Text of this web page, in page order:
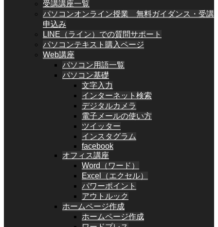
受講講座一覧
パソコンオンライン授業 無料ガイダンス・受講
申込み
LINE（ライン）での質問サポート
パソコンテキスト購入ページ
Web講座
パソコン用語一覧
パソコン基礎
文字入力
インターネット検索
デジタルカメラ
電子メールの使い方
ツイッター
インスタグラム
facebook
オフィス講座
Word（ワード）
Excel（エクセル）
パワーポイント
アウトルック
ホームページ作成
ホームページ作成